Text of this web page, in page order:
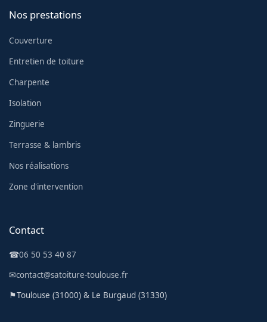
Nos prestations
Couverture
Entretien de toiture
Charpente
Isolation
Zinguerie
Terrasse & lambris
Nos réalisations
Zone d'intervention
Contact
☎06 50 53 40 87
✉contact@satoiture-toulouse.fr
⚑Toulouse (31000) & Le Burgaud (31330)